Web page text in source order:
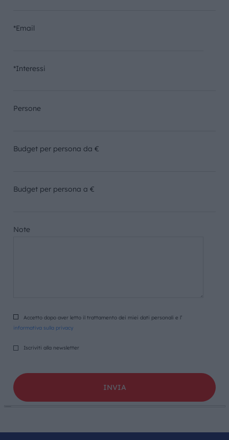
*Email
*Interessi
Persone
Budget per persona da €
Budget per persona a €
Note
Accetto dopo aver letto il trattamento dei miei dati personali e l’
informativa sulla privacy
Iscriviti alla newsletter